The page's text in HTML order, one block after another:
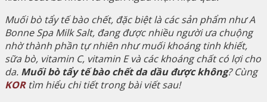
Muối bò tẩy tế bào chết, đặc biệt là các sản phẩm như A
Bonne Spa Milk Salt, đang được nhiều người ưa chuộng
nhờ thành phần tự nhiên như muối khoáng tinh khiết,
sữa bò, vitamin C, vitamin E và các khoáng chất có lợi cho
da. Muối bò tẩy tế bào chết da dầu được không? Cùng
KORtìm hiểu chi tiết trong bài viết sau!